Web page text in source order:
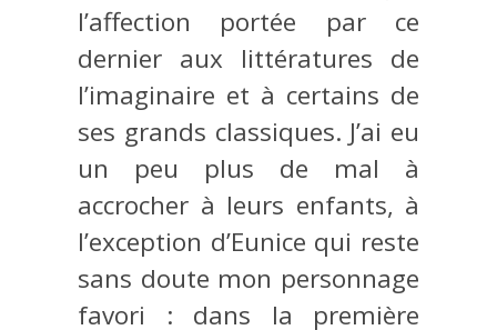
l’affection portée par ce
dernier aux littératures de
l’imaginaire et à certains de
ses grands classiques. J’ai eu
un peu plus de mal à
accrocher à leurs enfants, à
l’exception d’Eunice qui reste
sans doute mon personnage
favori : dans la première